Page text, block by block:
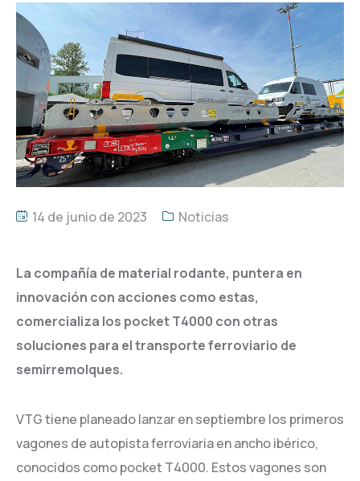
14 de junio de 2023 Noticias
La compañía de material rodante, puntera en
innovación con acciones como estas,
comercializa los pocket T4000 con otras
soluciones para el transporte ferroviario de
semirremolques.
VTG tiene planeado lanzar en septiembre los primeros
vagones de autopista ferroviaria en ancho ibérico,
conocidos como pocket T4000. Estos vagones son